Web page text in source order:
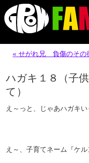
« せがれ兄 負傷のその
ハガキ１８（子
て）
え～っと、じゃあハガキい
え～、子育てネーム『ケ